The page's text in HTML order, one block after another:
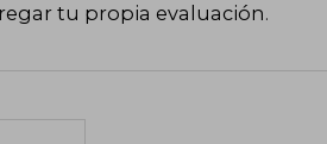
tu propia evaluación.